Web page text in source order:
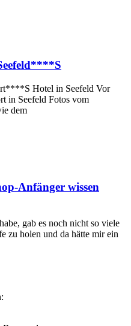
Hotel in Seefeld Vor
in Seefeld Fotos vom
dem
Anfänger wissen
gab es noch nicht so viele
zu holen und da hätte mir ein